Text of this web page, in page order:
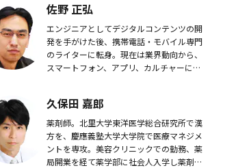
佐野 正弘
エンジニアとしてデジタルコンテンツの開
発を手がけた後、携帯電話・モバイル専門
のライターに転身。現在は業界動向から、
スマートフォン、アプリ、カルチャーに至
久保田 嘉郎
薬剤師。北里大学東洋医学総合研究所で漢
方を、慶應義塾大学大学院で医療マネジメ
ントを専攻。美容クリニックでの勤務、薬
局開業を経て薬学部に社会人入学し薬剤師